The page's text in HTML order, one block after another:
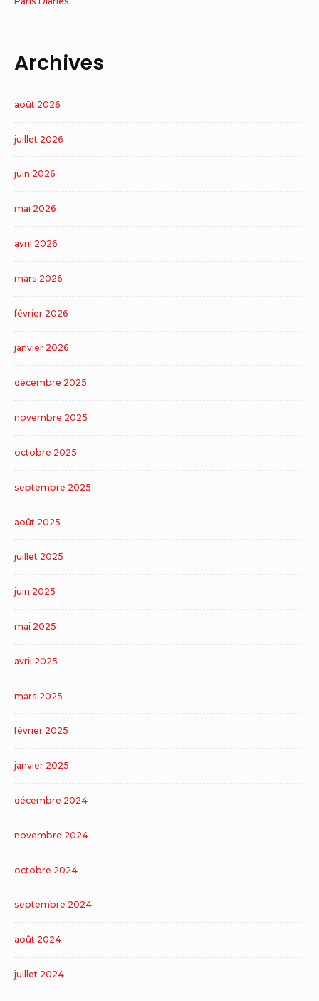
Archives
août 2026
juillet 2026
juin 2026
mai 2026
avril 2026
mars 2026
février 2026
janvier 2026
décembre 2025
novembre 2025
octobre 2025
septembre 2025
août 2025
juillet 2025
juin 2025
mai 2025
avril 2025
mars 2025
février 2025
janvier 2025
décembre 2024
novembre 2024
octobre 2024
septembre 2024
août 2024
juillet 2024